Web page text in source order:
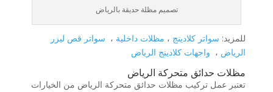
تصميم مظلة حديقة بالرياض
للمزيد: سواتر كلادينج ، مظلات داخلية ، سواتر قص ليزر
الرياض ، واجهات كلادينج الرياض
مظلات حدائق متحركة الرياض
تعتبر عمل تركيب مظلات حدائق متحركة الرياض من الخيارات